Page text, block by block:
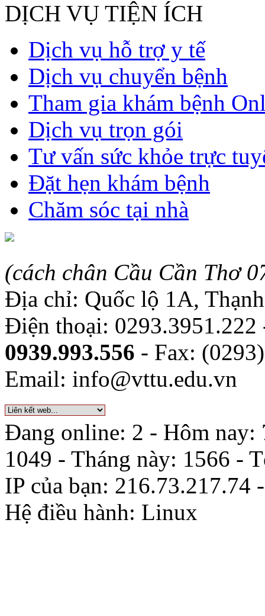
DỊCH VỤ TIỆN ÍCH
Dịch vụ hỗ trợ y tế
Dịch vụ chuyển bệnh
Tham gia khám bệnh
Dịch vụ trọn gói
Tư vấn sức khỏe trực
Đặt hẹn khám bệnh
Chăm sóc tại nhà
(cách chân Cầu Cần Thơ
Địa chỉ: Quốc lộ 1A,
Điện thoại:
0939.993.556 - Fax:
Email: info@vttu.edu.vn
Đang online: 2 - Hôm nay:
1049 - Tháng này: 1566 -
IP của bạn:
Hệ điều hành: Linux